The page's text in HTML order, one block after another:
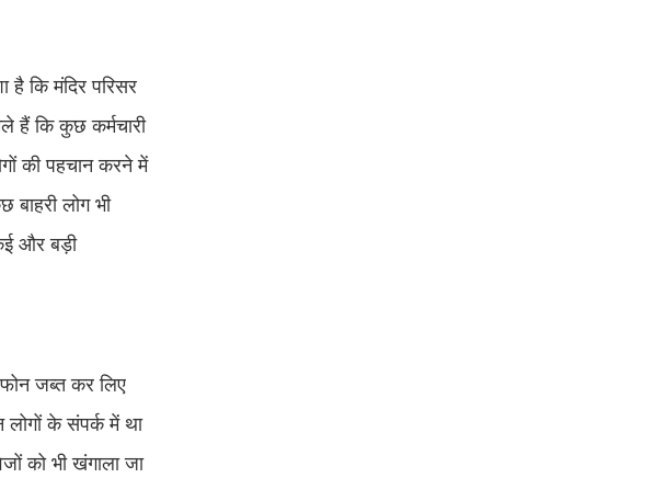
कि मंदिर परिसर
हैं कि कुछ कर्मचारी
की पहचान करने में
लोग भी
और बड़ी
जब्त कर लिए
के संपर्क में था
को भी खंगाला जा